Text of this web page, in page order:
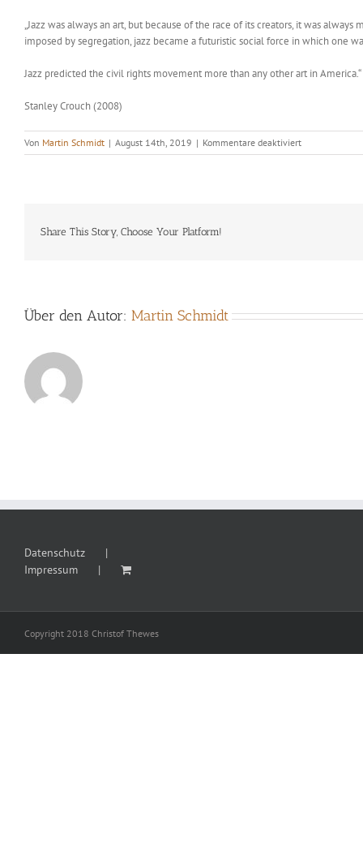
„Jazz was always an art, but because of the race of its creators, it was
imposed by segregation, jazz became a futuristic social force in which one
Jazz predicted the civil rights movement more than any other art in America.“
Stanley Crouch (2008)
Von Martin Schmidt | August 14th, 2019 | Kommentare deaktiviertfür
ANETTE
Share This Story, Choose Your Platform!
Über den Autor: Martin Schmidt
Datenschutz
Impressum
Copyright 2018 Christof Thewes